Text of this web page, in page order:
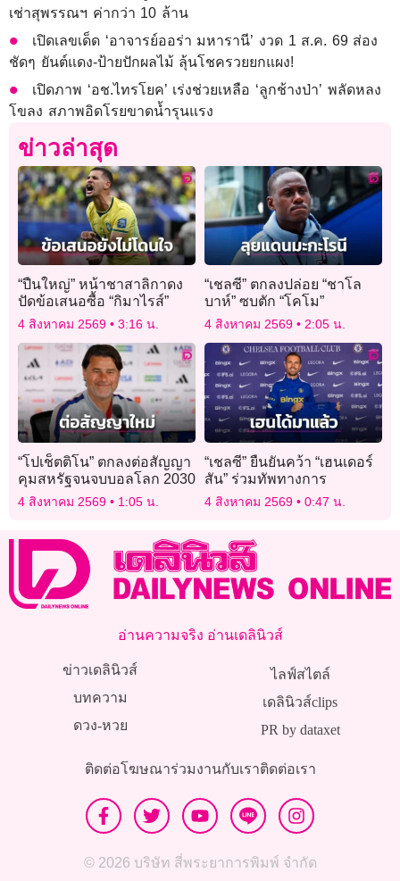
เช่าสุพรรณฯ ค่ากว่า 10 ล้าน
เปิดเลขเด็ด ‘อาจารย์ออร่า มหารานี’ งวด 1 ส.ค. 69 ส่อง
ชัดๆ ยันต์แดง-ป้ายปักผลไม้ ลุ้นโชครวยยกแผง!
เปิดภาพ ‘อช.ไทรโยค’ เร่งช่วยเหลือ ‘ลูกช้างป่า’ พลัดหลง
โขลง สภาพอิดโรยขาดน้ำรุนแรง
ข่าวล่าสุด
“ปืนใหญ่” หน้าชาสาลิกาดง
ปัดข้อเสนอซื้อ “กิมาไรส์”
4 สิงหาคม 2569 3:16 น.
“เชลซี” ตกลงปล่อย “ชาโล
บาห์” ซบตัก “โคโม”
4 สิงหาคม 2569 2:05 น.
“โปเช็ตติโน” ตกลงต่อสัญญา
คุมสหรัฐจนจบบอลโลก 2030
4 สิงหาคม 2569 1:05 น.
“เชลซี” ยืนยันคว้า “เฮนเดอร์
สัน” ร่วมทัพทางการ
4 สิงหาคม 2569 0:47 น.
อ่านความจริง อ่านเดลินิวส์
ข่าวเดลินิวส์
บทความ
ดวง-หวย
ไลฟ์สไตล์
เดลินิวส์clips
PR by dataxet
ติดต่อโฆษณาร่วมงานกับเราติดต่อเรา
© 2026 บริษัท สี่พระยาการพิมพ์ จำกัด